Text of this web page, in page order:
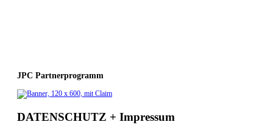
JPC Partnerprogramm
DATENSCHUTZ + Impressum